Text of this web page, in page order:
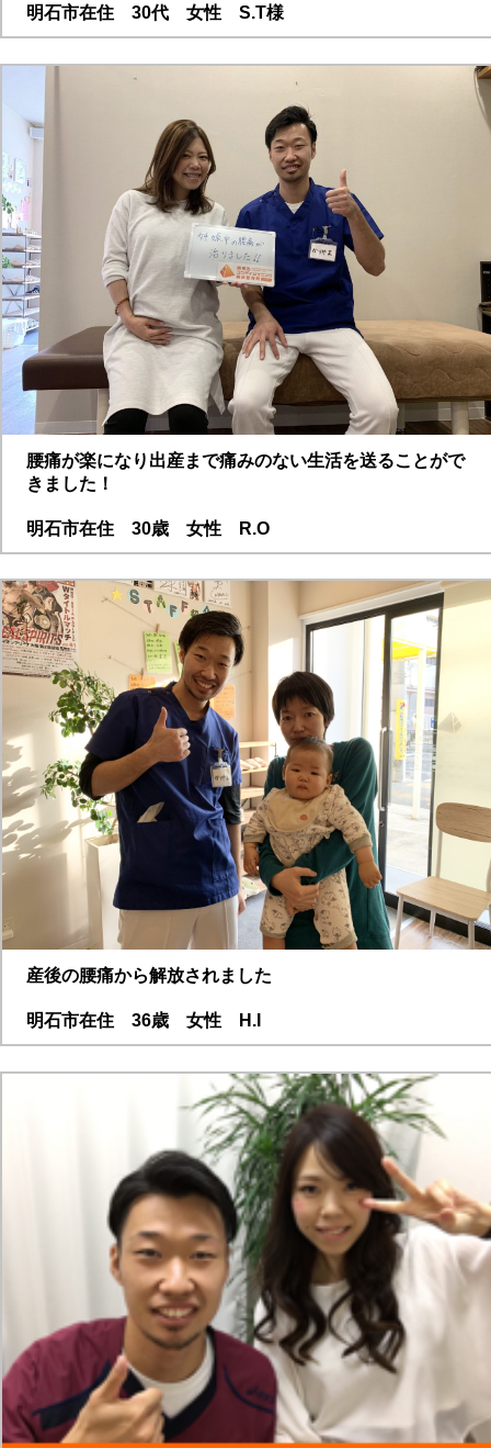
明石市在住 30代 女性 S.T様
腰痛が楽になり出産まで痛みのない生活を送ることがで
きました！
明石市在住 30歳 女性 R.O
産後の腰痛から解放されました
明石市在住 36歳 女性 H.I